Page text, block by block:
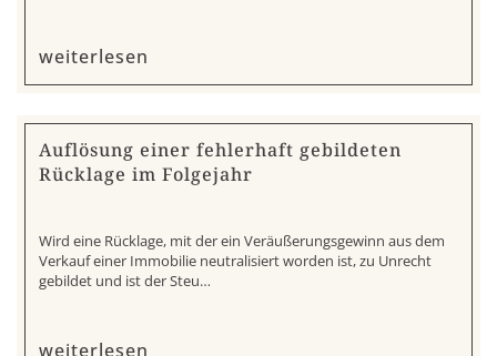
weiterlesen
Auflösung einer fehlerhaft gebildeten
Rücklage im Folgejahr
Wird eine Rücklage, mit der ein Veräußerungsgewinn aus dem
Verkauf einer Immobilie neutralisiert worden ist, zu Unrecht
gebildet und ist der Steu…
weiterlesen